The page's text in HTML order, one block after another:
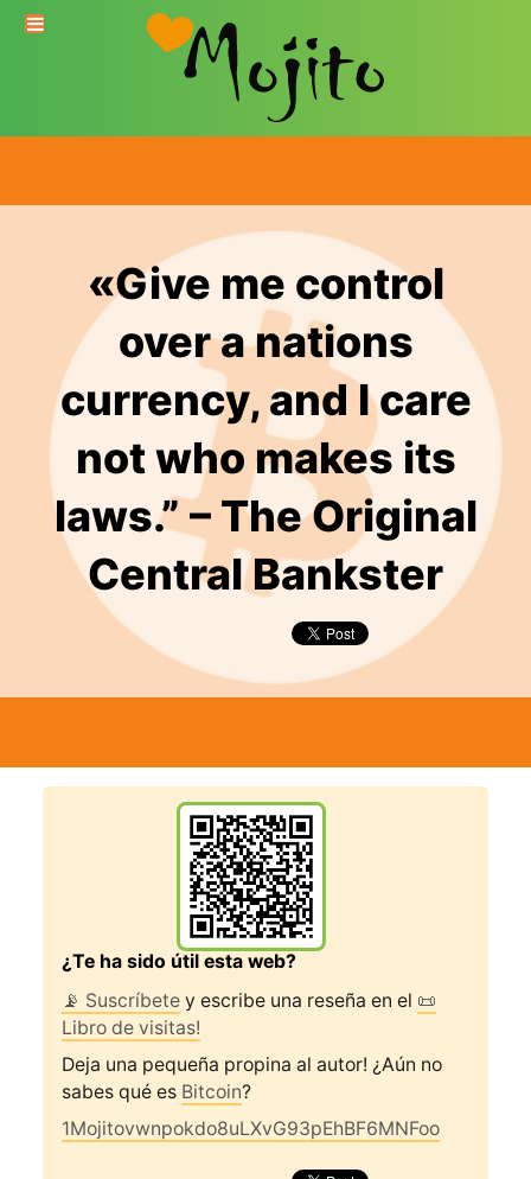
«Give me control
over a nations
currency, and I care
not who makes its
laws.” – The Original
Central Bankster
¿Te ha sido útil esta web?
📡 Suscríbetey escribe una reseña en el 📜
Libro de visitas!
Deja una pequeña propina al autor! ¿Aún no
sabes qué es Bitcoin?
1Mojitovwnpokdo8uLXvG93pEhBF6MNFoo